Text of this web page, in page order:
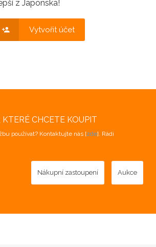
z Japonska!
Vytvořit účet
CHCETE KOUPIT
používat? Kontaktujte nás [zde]. Rádi
Nákupní zastoupení Aukce